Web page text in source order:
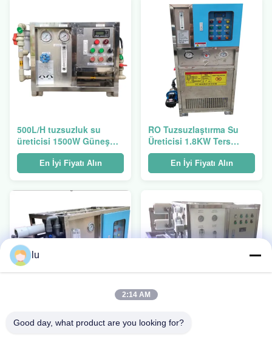
500L/H tuzsuzluk su
üreticisi 1500W Güneş
Deniz suyu tuzsuzlama
makinesiEn İyi Fiyatı Alın
RO Tuzsuzlaştırma Su
Üreticisi 1.8KW Ters
Osmoz Gemi
Tuzsuzlaştırma Sistemi
En İyi Fiyatı Alın
Taşınabilir tuzdan
15 ton deniz suyu
lu
2:14 AM
Good day, what product are you looking for?